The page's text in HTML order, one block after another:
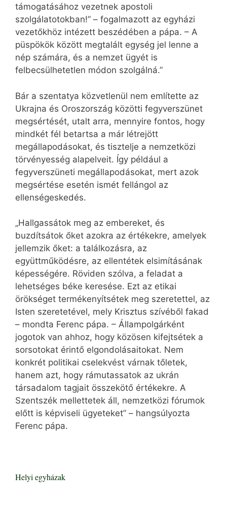
támogatásához vezetnek apostoli
szolgálatotokban!” – fogalmazott az egyházi
vezetőkhöz intézett beszédében a pápa. – A
püspökök között megtalált egység jel lenne a
nép számára, és a nemzet ügyét is
felbecsülhetetlen módon szolgálná.”
Bár a szentatya közvetlenül nem említette az
Ukrajna és Oroszország közötti fegyverszünet
megsértését, utalt arra, mennyire fontos, hogy
mindkét fél betartsa a már létrejött
megállapodásokat, és tisztelje a nemzetközi
törvényesség alapelveit. Így például a
fegyverszüneti megállapodásokat, mert azok
megsértése esetén ismét fellángol az
ellenségeskedés.
„Hallgassátok meg az embereket, és
buzdítsátok őket azokra az értékekre, amelyek
jellemzik őket: a találkozásra, az
együttműködésre, az ellentétek elsimításának
képességére. Röviden szólva, a feladat a
lehetséges béke keresése. Ezt az etikai
örökséget termékenyítsétek meg szeretettel, az
Isten szeretetével, mely Krisztus szívéből fakad
– mondta Ferenc pápa. – Állampolgárként
jogotok van ahhoz, hogy közösen kifejtsétek a
sorsotokat érintő elgondolásaitokat. Nem
konkrét politikai cselekvést várnak tőletek,
hanem azt, hogy rámutassatok az ukrán
társadalom tagjait összekötő értékekre. A
Szentszék mellettetek áll, nemzetközi fórumok
előtt is képviseli ügyeteket” – hangsúlyozta
Ferenc pápa.
Helyi egyházak